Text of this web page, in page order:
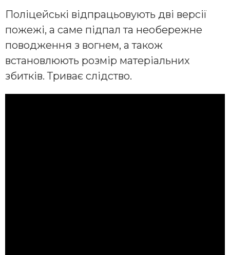
Поліцейські відпрацьовують дві версії
пожежі, а саме підпал та необережне
поводження з вогнем, а також
встановлюють розмір матеріальних
збитків. Триває слідство.